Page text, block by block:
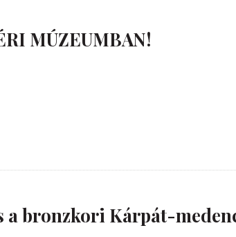
MÚZEUMBAN!
a bronzkori Kárpát-